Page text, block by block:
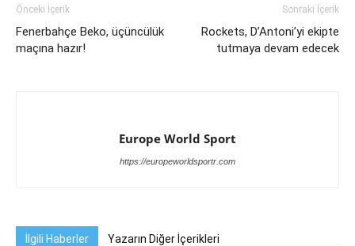
Önceki İçerik
Fenerbahçe Beko, üçüncülük
maçına hazır!
Sonraki İçerik
Rockets, D’Antoni’yi ekipte
tutmaya devam edecek
Europe World Sport
https://europeworldsportr.com
İlgili Haberler Yazarın Diğer İçerikleri